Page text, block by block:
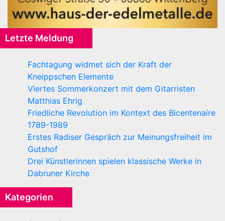
Letzte Meldung
Fachtagung widmet sich der Kraft der
Kneippschen Elemente
Viertes Sommerkonzert mit dem Gitarristen
Matthias Ehrig
Friedliche Revolution im Kontext des Bicentenaire
1789-1989
Erstes Radiser Gespräch zur Meinungsfreiheit im
Gutshof
Drei Künstlerinnen spielen klassische Werke in
Dabruner Kirche
Kategorien